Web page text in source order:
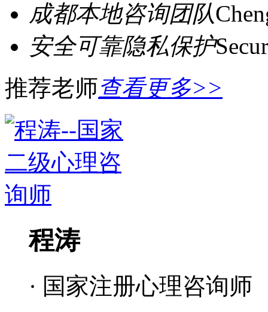
成都本地咨询团队
安全可靠隐私保护
推荐老师查看更多>>
程涛
· 国家注册心理咨询师